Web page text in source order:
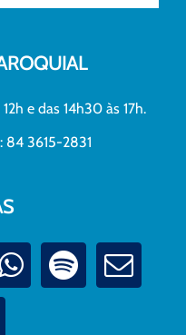
e das 14h30 às 17h.
84 3615-2831